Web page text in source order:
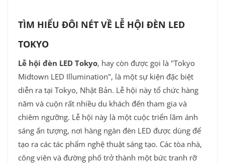
TÌM HIỂU ĐÔI NÉT VỀ LỄ HỘI ĐÈN LED
TOKYO
Lễ hội đèn LED Tokyo, hay còn được gọi là "Tokyo
Midtown LED Illumination", là một sự kiện đặc biệt
diễn ra tại Tokyo, Nhật Bản. Lễ hội này tổ chức hàng
năm và cuộn rất nhiều du khách đến tham gia và
chiêm ngưỡng. Lễ hội này là một cuộc triển lãm ánh
sáng ấn tượng, nơi hàng ngàn đèn LED được dùng để
tạo ra các tác phẩm nghệ thuật sáng tạo. Các tòa nhà,
công viên và đường phố trở thành một bức tranh rỡ